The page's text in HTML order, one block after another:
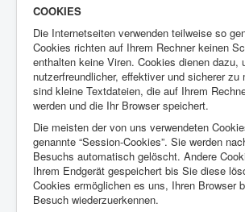
COOKIES
Die Internetseiten verwenden teilweise so
Cookies richten auf Ihrem Rechner keinen
enthalten keine Viren. Cookies dienen dazu,
nutzerfreundlicher, effektiver und sicherer zu
sind kleine Textdateien, die auf Ihrem
werden und die Ihr Browser speichert.
Die meisten der von uns verwendeten
genannte “Session-Cookies”. Sie werden
Besuchs automatisch gelöscht. Andere
Ihrem Endgerät gespeichert bis Sie diese
Cookies ermöglichen es uns, Ihren Browser
Besuch wiederzuerkennen.